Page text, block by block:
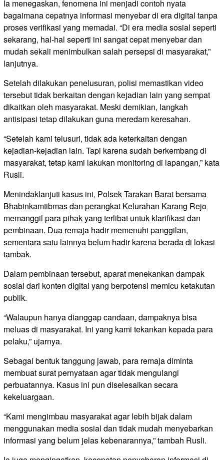
Ia menegaskan, fenomena ini menjadi contoh nyata
bagaimana cepatnya informasi menyebar di era digital tanpa
proses verifikasi yang memadai. “Di era media sosial seperti
sekarang, hal-hal seperti ini sangat cepat menyebar dan
mudah sekali menimbulkan salah persepsi di masyarakat,”
lanjutnya.
Setelah dilakukan penelusuran, polisi memastikan video
tersebut tidak berkaitan dengan kejadian lain yang sempat
dikaitkan oleh masyarakat. Meski demikian, langkah
antisipasi tetap dilakukan guna meredam keresahan.
“Setelah kami telusuri, tidak ada keterkaitan dengan
kejadian-kejadian lain. Tapi karena sudah berkembang di
masyarakat, tetap kami lakukan monitoring di lapangan,” kata
Rusli.
Menindaklanjuti kasus ini, Polsek Tarakan Barat bersama
Bhabinkamtibmas dan perangkat Kelurahan Karang Rejo
memanggil para pihak yang terlibat untuk klarifikasi dan
pembinaan. Dua remaja hadir memenuhi panggilan,
sementara satu lainnya belum hadir karena berada di lokasi
tambak.
Dalam pembinaan tersebut, aparat menekankan dampak
sosial dari konten digital yang berpotensi memicu ketakutan
publik.
“Walaupun hanya dianggap candaan, dampaknya bisa
meluas di masyarakat. Ini yang kami tekankan kepada para
pelaku,” ujarnya.
Sebagai bentuk tanggung jawab, para remaja diminta
membuat surat pernyataan agar tidak mengulangi
perbuatannya. Kasus ini pun diselesaikan secara
kekeluargaan.
“Kami mengimbau masyarakat agar lebih bijak dalam
menggunakan media sosial dan tidak mudah menyebarkan
informasi yang belum jelas kebenarannya,” tambah Rusli.